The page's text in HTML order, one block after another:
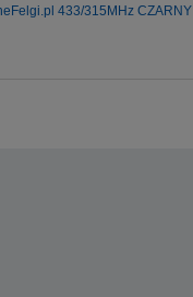
433/315MHz CZARNY